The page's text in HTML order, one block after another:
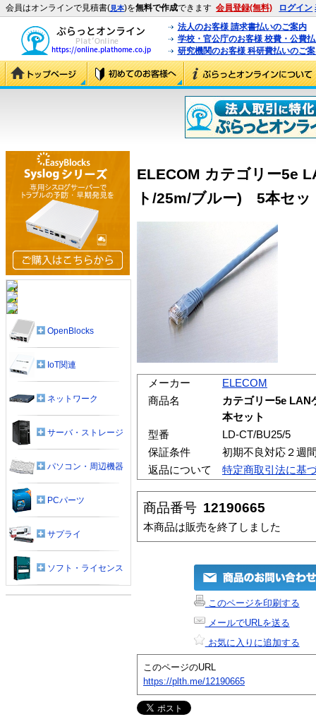
会員はオンラインで見積書(見本)を無料で作成できます 会員登録(無料) ログイン
法人のお客様 請求書払いのご案内
学校・官公庁のお客様 校費・公費
研究機関のお客様 科研費払いのご
ELECOM カテゴリー5e
ト/25m/ブルー) 5本セッ
メーカー
ELECOM
商品名
カテゴリー5e
本セット
型番
LD-CT/BU25/5
保証条件
初期不良対応２週
返品について
特定商取引法に基
商品番号 12190665
本商品は販売を終了しました
このページを印刷する
メールでURLを送る
お気に入りに追加する
このページのURL
https://plth.me/12190665
OpenBlocks
IoT関連
ネットワーク
サーバ・ストレージ
パソコン・周辺機器
PCパーツ
サプライ
ソフト・ライセンス